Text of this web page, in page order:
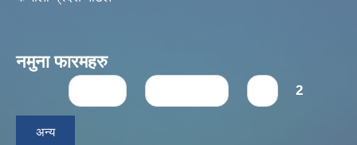
नमुना फारमहरु
Pages 2
अन्य